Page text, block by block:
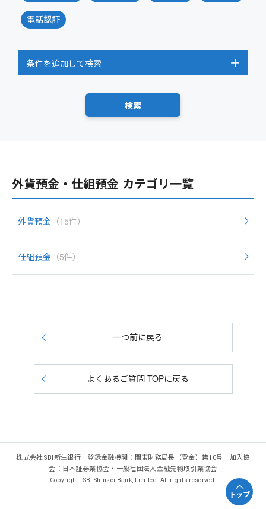
電話認証
条件を追加して検索
外貨預金・仕組預金 カテゴリ一覧
外貨預金 （15件）
仕組預金 （5件）
一つ前に戻る
よくあるご質問 TOPに戻る
株式会社SBI新生銀行 登録金融機関：関東財務局長（登金）第10号 加入協
会：日本証券業協会・一般社団法人金融先物取引業協会
Copyright - SBI Shinsei Bank, Limited. All rights reserved.
トップ